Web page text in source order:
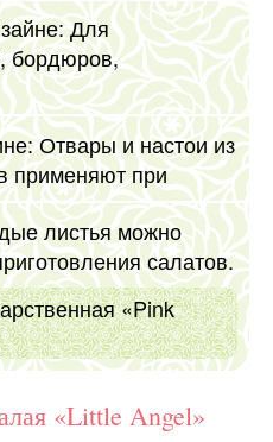
Для
бордюров,
Отвары и настои из
применяют при
листья можно
салатов.
«Little Angel»